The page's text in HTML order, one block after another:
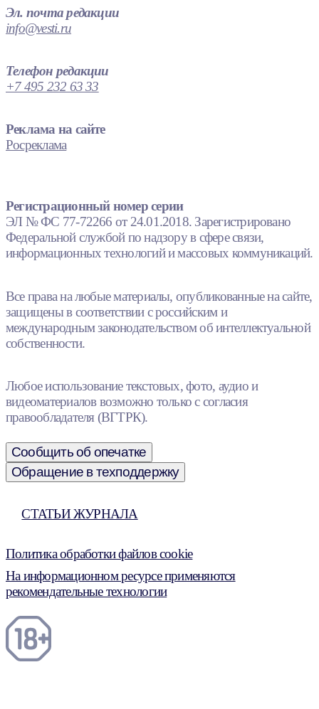
Эл. почта редакции
info@vesti.ru
Телефон редакции
+7 495 232 63 33
Реклама на сайте
Росреклама
Регистрационный номер серии
ЭЛ № ФС 77-72266 от 24.01.2018. Зарегистрировано
Федеральной службой по надзору в сфере связи,
информационных технологий и массовых коммуникаций.
Все права на любые материалы, опубликованные на сайте,
защищены в соответствии с российским и
международным законодательством об интеллектуальной
собственности.
Любое использование текстовых, фото, аудио и
видеоматериалов возможно только с согласия
правообладателя (ВГТРК).
Сообщить об опечатке
Обращение в техподдержку
СТАТЬИ ЖУРНАЛА
Политика обработки файлов cookie
На информационном ресурсе применяются
рекомендательные технологии